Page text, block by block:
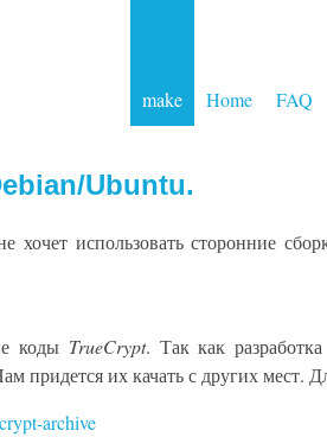
make Home FAQ
Ubuntu.
хочет использовать сторонние
коды TrueCrypt. Так как
придется их качать с других мест.
archive